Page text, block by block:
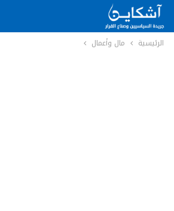
الرئيسية مال وأعمال